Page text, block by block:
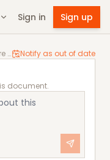
Sign in Sign up
Beleidsregels en nadere regels bij Huisvestingsverordening Diemen 2020 Notify as out of date
document.